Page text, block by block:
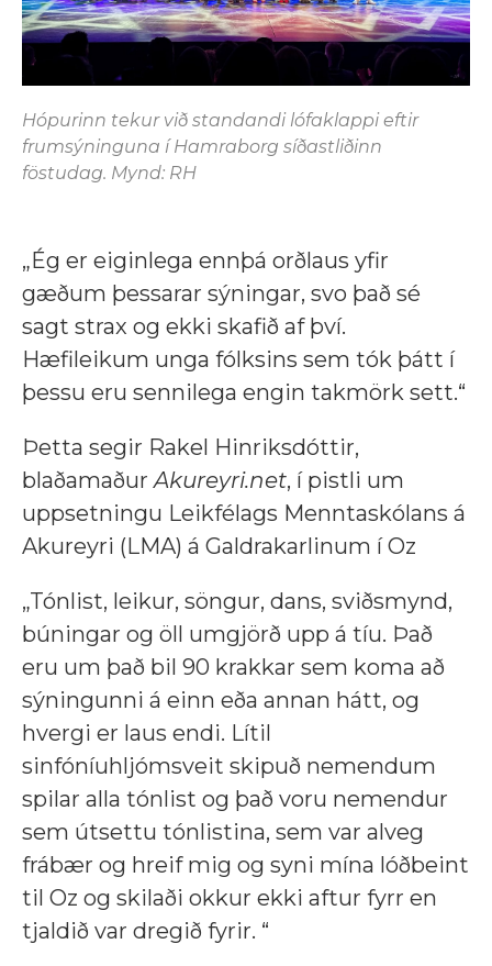
Hópurinn tekur við standandi lófaklappi eftir
frumsýninguna í Hamraborg síðastliðinn
föstudag. Mynd: RH
„Ég er eiginlega ennþá orðlaus yfir
gæðum þessarar sýningar, svo það sé
sagt strax og ekki skafið af því.
Hæfileikum unga fólksins sem tók þátt í
þessu eru sennilega engin takmörk sett.“
Þetta segir Rakel Hinriksdóttir,
blaðamaðurAkureyri.net, í pistli um
uppsetningu Leikfélags Menntaskólans á
Akureyri (LMA) á Galdrakarlinum í Oz
„Tónlist, leikur, söngur, dans, sviðsmynd,
búningar og öll umgjörð upp á tíu. Það
eru um það bil 90 krakkar sem koma að
sýningunni á einn eða annan hátt, og
hvergi er laus endi. Lítil
sinfóníuhljómsveit skipuð nemendum
spilar alla tónlist og það voru nemendur
sem útsettu tónlistina, sem var alveg
frábær og hreif mig og syni mína lóðbeint
til Oz og skilaði okkur ekki aftur fyrr en
tjaldið var dregið fyrir. “